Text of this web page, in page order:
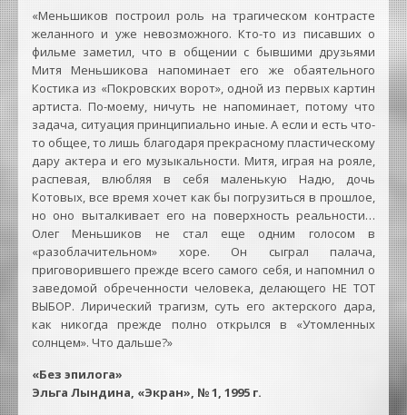
«Меньшиков построил роль на трагическом контрасте
желанного и уже невозможного. Кто-то из писавших о
фильме заметил, что в общении с бывшими друзьями
Митя Меньшикова напоминает его же обаятельного
Костика из «Покровских ворот», одной из первых картин
артиста. По-моему, ничуть не напоминает, потому что
задача, ситуация принципиально иные. А если и есть что-
то общее, то лишь благодаря прекрасному пластическому
дару актера и его музыкальности. Митя, играя на рояле,
распевая, влюбляя в себя маленькую Надю, дочь
Котовых, все время хочет как бы погрузиться в прошлое,
но оно выталкивает его на поверхность реальности…
Олег Меньшиков не стал еще одним голосом в
«разоблачительном» хоре. Он сыграл палача,
приговорившего прежде всего самого себя, и напомнил о
заведомой обреченности человека, делающего НЕ ТОТ
ВЫБОР. Лирический трагизм, суть его актерского дара,
как никогда прежде полно открылся в «Утомленных
солнцем». Что дальше?»
«Без эпилога»
Эльга Лындина, «Экран», № 1, 1995 г.